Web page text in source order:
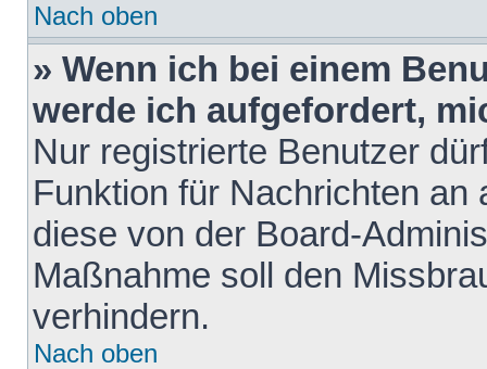
Nach oben
» Wenn ich bei einem
werde ich aufgefordert,
Nur registrierte Benutzer
Funktion für Nachrichten
diese von der Board-
Maßnahme soll den
verhindern.
Nach oben